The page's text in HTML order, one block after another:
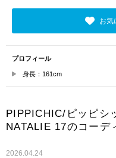
お気
プロフィール
身長：161cm
PIPPICHIC/ピッピシ
NATALIE 17のコーデ
2026.04.24